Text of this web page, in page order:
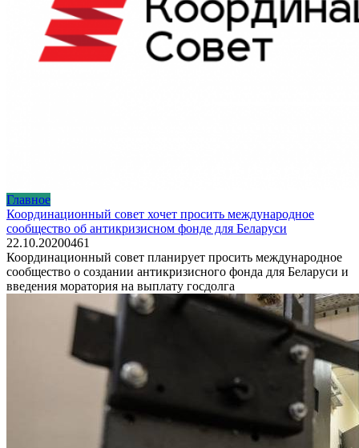
Главное
Координационный совет хочет просить международное
сообщество об антикризисном фонде для Беларуси
22.10.20200461
Координационный совет планирует просить международное
сообщество о создании антикризисного фонда для Беларуси и
введения моратория на выплату госдолга